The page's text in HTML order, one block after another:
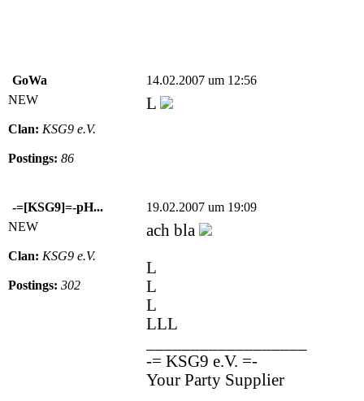
GoWa
14.02.2007 um 12:56
NEW
Clan: KSG9 e.V.
Postings: 86
L
-=[KSG9]=-pH...
19.02.2007 um 19:09
NEW
Clan: KSG9 e.V.
Postings: 302
ach bla
L
L
L
LLL
-= KSG9 e.V. =-
Your Party Supplier